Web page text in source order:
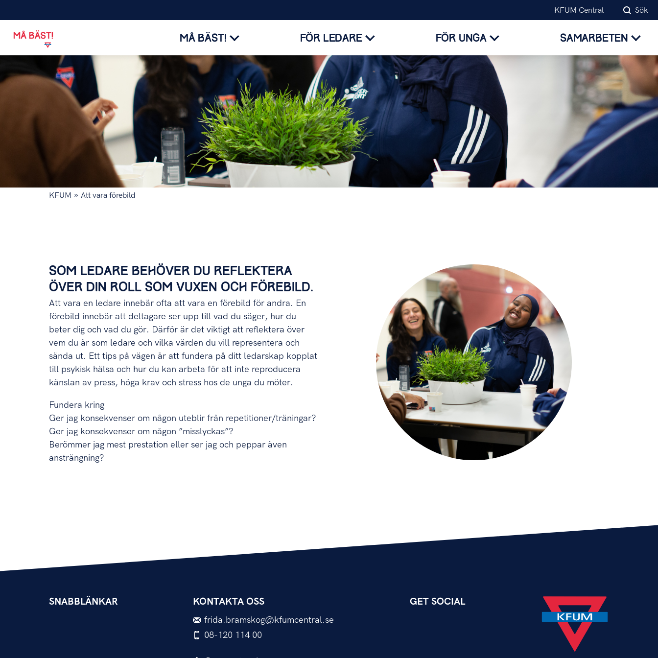
KFUM Central Sök
MÅ BÄST! FÖR LEDARE FÖR UNGA SAMARBETEN
KFUM » Att vara förebild
SOM LEDARE BEHÖVER DU REFLEKTERA
ÖVER DIN ROLL SOM VUXEN OCH FÖREBILD.
Att vara en ledare innebär ofta att vara en förebild för andra. En
förebild innebär att deltagare ser upp till vad du säger, hur du
beter dig och vad du gör. Därför är det viktigt att reflektera över
vem du är som ledare och vilka värden du vill representera och
sända ut. Ett tips på vägen är att fundera på ditt ledarskap kopplat
till psykisk hälsa och hur du kan arbeta för att inte reproducera
känslan av press, höga krav och stress hos de unga du möter.
Fundera kring
Ger jag konsekvenser om någon uteblir från repetitioner/träningar?
Ger jag konsekvenser om någon ”misslyckas”?
Berömmer jag mest prestation eller ser jag och peppar även
ansträngning?
SNABBLÄNKAR KONTAKTA OSS
frida.bramskog@kfumcentral.se
08-120 114 00
GET SOCIAL